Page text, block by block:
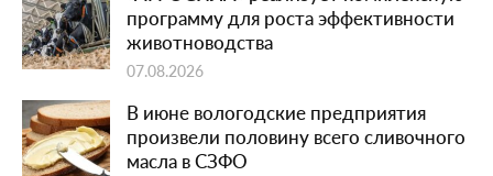
программу для роста эффективности
животноводства
07.08.2026
В июне вологодские предприятия
произвели половину всего сливочного
масла в СЗФО